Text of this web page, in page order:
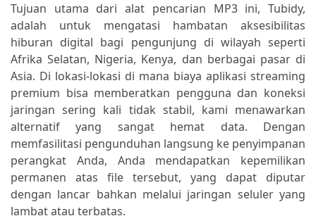
Tujuan utama dari alat pencarian MP3 ini, Tubidy,
adalah untuk mengatasi hambatan aksesibilitas
hiburan digital bagi pengunjung di wilayah seperti
Afrika Selatan, Nigeria, Kenya, dan berbagai pasar di
Asia. Di lokasi-lokasi di mana biaya aplikasi streaming
premium bisa memberatkan pengguna dan koneksi
jaringan sering kali tidak stabil, kami menawarkan
alternatif yang sangat hemat data. Dengan
memfasilitasi pengunduhan langsung ke penyimpanan
perangkat Anda, Anda mendapatkan kepemilikan
permanen atas file tersebut, yang dapat diputar
dengan lancar bahkan melalui jaringan seluler yang
lambat atau terbatas.